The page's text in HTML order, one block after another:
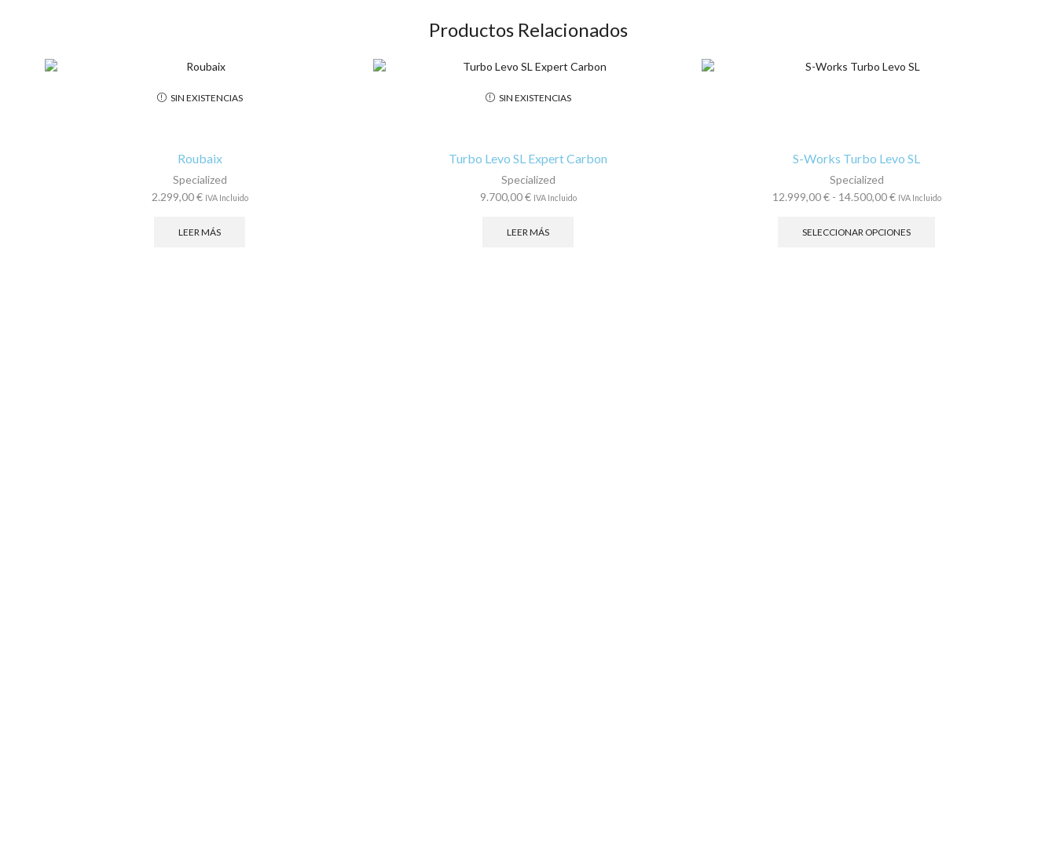
Productos Relacionados
SIN EXISTENCIAS
Roubaix
Specialized
2.299,00€ IVA Incluido
LEER MÁS
SIN EXISTENCIAS
Turbo Levo SL Expert Carbon
Specialized
9.700,00€ IVA Incluido
LEER MÁS
S-Works Turbo Levo SL
Specialized
12.999,00€ - 14.500,00€Rango
precios:
IVA Incluido
SELECCIONAR OPCIONES